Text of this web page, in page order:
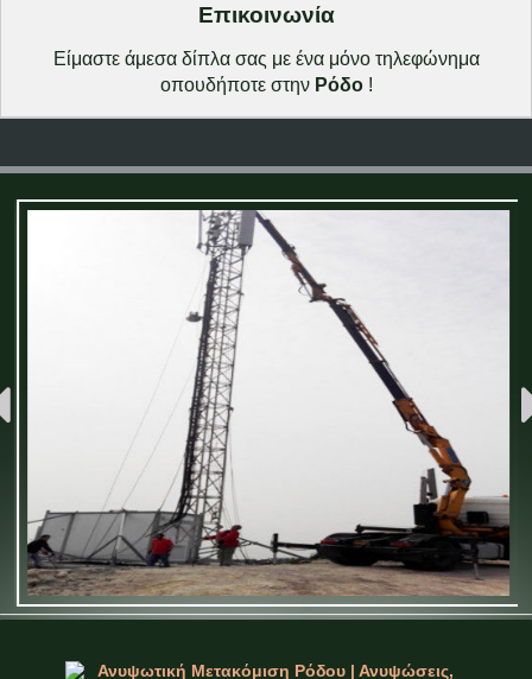
Επικοινωνία
Είμαστε άμεσα δίπλα σας με ένα μόνο τηλεφώνημα
οπουδήποτε στην Ρόδο!